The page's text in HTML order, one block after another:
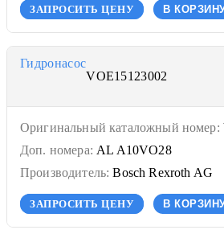
ЗАПРОСИТЬ ЦЕНУ В
Гидронасос
VOE15123002
Оригинальный каталожный номер:
Доп. номера: AL A10VO28
Производитель: Bosch Rexroth AG
ЗАПРОСИТЬ ЦЕНУ В